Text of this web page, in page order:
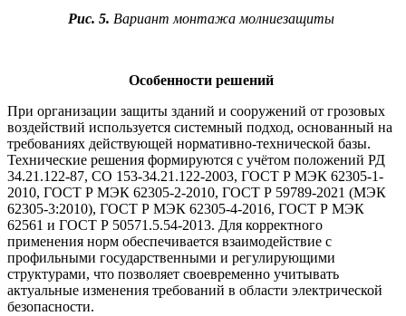
Рис. 5. Вариант монтажа молниезащиты
Особенности решений
При организации защиты зданий и сооружений от грозовых
воздействий используется системный подход, основанный на
требованиях действующей нормативно-технической базы.
Технические решения формируются с учётом положений РД
34.21.122-87, СО 153-34.21.122-2003, ГОСТ Р МЭК 62305-1-
2010, ГОСТ Р МЭК 62305-2-2010, ГОСТ Р 59789-2021 (МЭК
62305-3:2010), ГОСТ Р МЭК 62305-4-2016, ГОСТ Р МЭК
62561 и ГОСТ Р 50571.5.54-2013. Для корректного
применения норм обеспечивается взаимодействие с
профильными государственными и регулирующими
структурами, что позволяет своевременно учитывать
актуальные изменения требований в области электрической
безопасности.